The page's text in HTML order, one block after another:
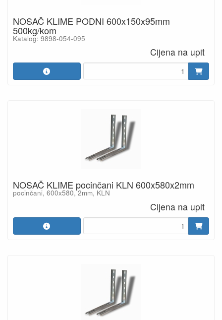
NOSAČ KLIME PODNI 600x150x95mm
500kg/kom
Katalog: 9898-054-095
Cijena na upit
NOSAČ KLIME pocinčani KLN 600x580x2mm
pocinčani, 600x580, 2mm, KLN
Cijena na upit